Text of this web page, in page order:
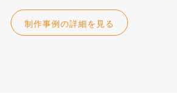
制作事例の詳細を見る